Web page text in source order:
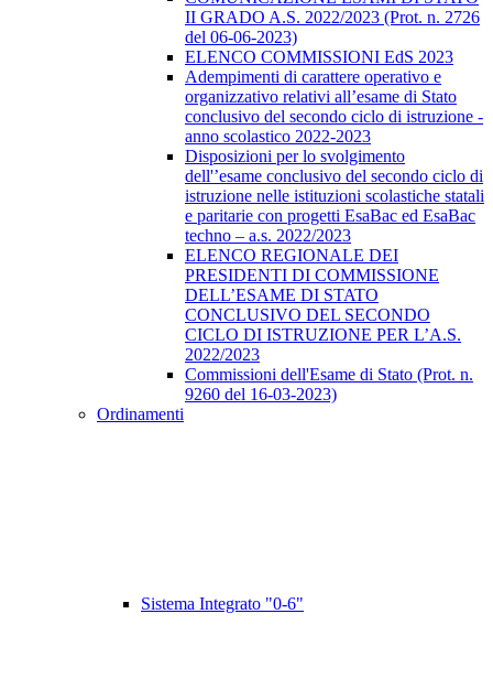
II GRADO A.S. 2022/2023 (Prot. n. 2726
del 06-06-2023)
ELENCO COMMISSIONI EdS 2023
Adempimenti di carattere operativo e
organizzativo relativi all’esame di Stato
conclusivo del secondo ciclo di istruzione -
anno scolastico 2022-2023
Disposizioni per lo svolgimento
dell'’esame conclusivo del secondo ciclo di
istruzione nelle istituzioni scolastiche statali
e paritarie con progetti EsaBac ed EsaBac
techno – a.s. 2022/2023
ELENCO REGIONALE DEI
PRESIDENTI DI COMMISSIONE
DELL’ESAME DI STATO
CONCLUSIVO DEL SECONDO
CICLO DI ISTRUZIONE PER L’A.S.
2022/2023
Commissioni dell'Esame di Stato (Prot. n.
9260 del 16-03-2023)
Ordinamenti
Sistema Integrato "0-6"